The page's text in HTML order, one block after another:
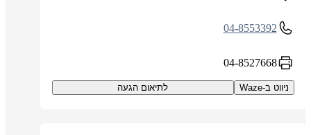
04-8553392
04-8527668
ניווט ב-Waze לתיאום הגעה